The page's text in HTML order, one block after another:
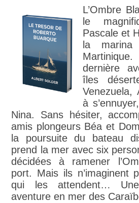
L’Ombre
le
Pascale et
la
dernière
îles
Venezuela,
à
Nina. Sans hésiter,
amis plongeurs Béa et
la poursuite du bateau
prend la mer avec six
décidées à ramener
port. Mais ils n’imaginent
qui les attendent… Une
aventure en mer des